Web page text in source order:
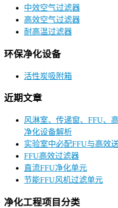
中效空气过滤器
高效空气过滤器
耐高温过滤器
环保净化设备
活性炭吸附箱
近期文章
风淋室、传递窗、FFU、
净化设备解析
实验室中必配FFU与高效
FFU高效过滤器
直流FFU净化单元
节能FFU风机过滤单元
净化工程项目分类